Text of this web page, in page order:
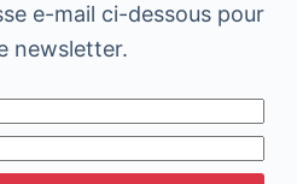
e-mail ci-dessous pour
newsletter.